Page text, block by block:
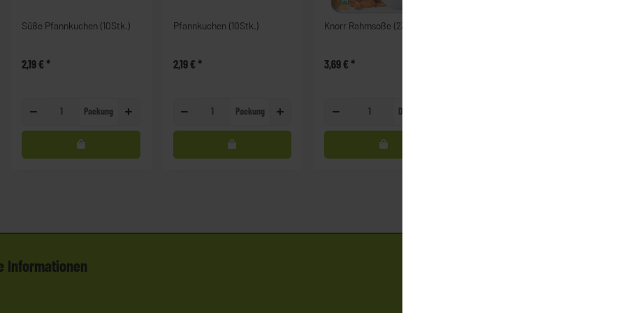
Süße Pfannkuchen (10Stk.)
2,19 €*
Packung
Pfannkuchen (10Stk.)
2,19 €*
Packung
Knorr Rahmsoße (238g)
3,69 €*
Dose
Informationen